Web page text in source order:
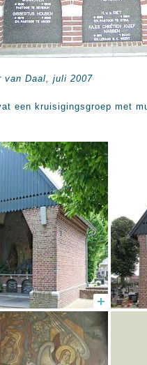
van Daal, juli 2007
een kruisigingsgroep met